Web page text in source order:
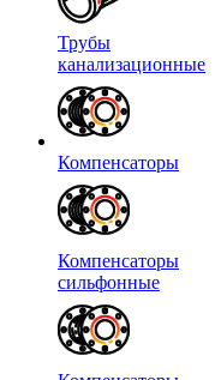
Трубы
канализационные
Компенсаторы
Компенсаторы
сильфонные